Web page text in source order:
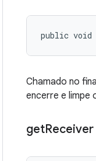
public
Chamado no
encerre e limpe
getReceiver